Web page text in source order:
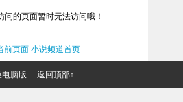
问的页面暂时无法访问哦！
前页面 小说频道首页
电脑版 返回顶部↑